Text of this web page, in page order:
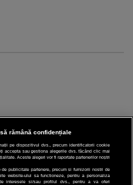
rămână confidențiale
pe dispozitivul dvs., precum identificatorii cookie
accepta sau gestiona alegerile dvs. făcând clic mai
Aceste alegeri vor fi raportate partenerilor noștri
publicitate partenere, precum si furnizorii nostri de
website-ului sa functioneze, pentru a personaliza
interesele si/sau profilul dvs., pentru a va oferi